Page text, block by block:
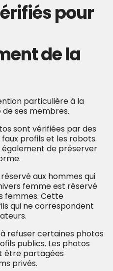
pour
de la
particulière à la
ses membres.
sont vérifiées par des
profils et les robots.
de préserver
aux hommes qui
femme est réservé
femmes. Cette
qui ne correspondent
refuser certaines photos
publics. Les photos
être partagées
privés.